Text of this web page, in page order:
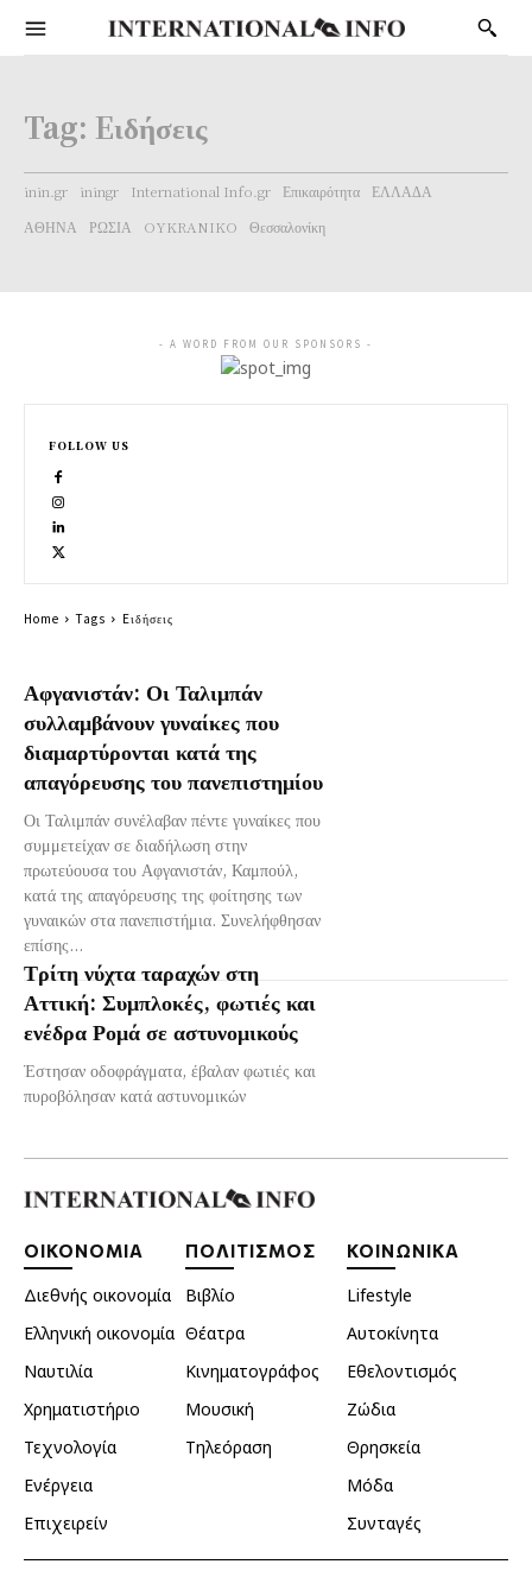
Tag: Eιδήσεις
inin.gr iningr International Info.gr Επικαιρότητα
ΕΛΛΑΔΑ
ΑΘΗΝΑ
ΡΩΣΙΑ OYKRANIKO Θεσσαλονίκη
Αφγανιστάν: Οι Ταλιμπάν
συλλαμβάνουν γυναίκες που
διαμαρτύρονται κατά της
απαγόρευσης του πανεπιστημίου
Οι Ταλιμπάν συνέλαβαν πέντε γυναίκες που
συμμετείχαν σε διαδήλωση στην
πρωτεύουσα του Αφγανιστάν, Καμπούλ,
κατά της απαγόρευσης της φοίτησης των
γυναικών στα πανεπιστήμια. Συνελήφθησαν
επίσης...
Τρίτη νύχτα ταραχών στη
Αττική: Συμπλοκές, φωτιές και
ενέδρα Ρομά σε αστυνομικούς
Έστησαν οδοφράγματα, έβαλαν φωτιές και
πυροβόλησαν κατά αστυνομικών
- A WORD FROM OUR SPONSORS -
FOLLOW US
Home Tags Eιδήσεις
ΟΙΚΟΝΟΜΙΑ
Διεθνής οικονομία
Ελληνική οικονομία
Ναυτιλία
Χρηματιστήριο
Τεχνολογία
Ενέργεια
Επιχειρείν
ΠΟΛΙΤΙΣΜΟΣ
Βιβλίο
Θέατρα
Κινηματογράφος
Μουσική
Τηλεόραση
ΚΟΙΝΩΝΙΚΑ
Lifestyle
Αυτοκίνητα
Εθελοντισμός
Ζώδια
Θρησκεία
Μόδα
Συνταγές